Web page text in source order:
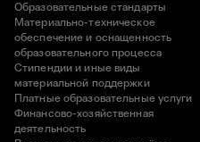
Образовательные стандарты
Материально-техническое
обеспечение и оснащенность
образовательного процесса
Стипендии и иные виды
материальной поддержки
Платные образовательные услуги
Финансово-хозяйственная
деятельность